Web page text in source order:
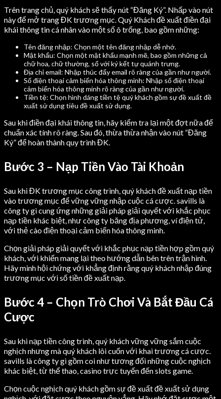
Trên trang chủ, quý khách sẽ thấy nút “Đăng Ký”. Nhấp vào nút
này để mở trang ĐK trương mục. Quý Khách đề xuất điền đại
khái thông tin cá nhân vào một số ô trống, bao gồm những:
Tên đăng nhập: Chọn một tên đăng nhập dễ nhớ.
Mật khẩu: Chọn một mật khẩu mạnh mẽ, bao gồm những cả
chữ hoa, chữ thường, số với ký kết tự quánh trưng.
Địa chỉ email: Nhập thúc đẩy email rõ ràng của gần như người.
Số điện thoại cảm biến hóa thông minh: Nhập số điện thoại
cảm biến hóa thông minh rõ ràng của gần như người.
Tiền tệ: Chọn hình dáng tiền tệ quý khách gồm sự đề xuất đề
xuất sử dụng tiêu đề xuất sử dụng.
Sau khi điền đại khái thông tin, hãy kiểm tra lại một đợt nữa để
chuẩn xác tính rõ ràng. Sau đó, thừa thừa nhận vào nút “Đăng
Ký” để hoàn thành quy trình ĐK.
Bước 3 – Nạp Tiền Vào Tài Khoản
Sau khi ĐK trương mục công trình, quý khách đề xuất nạp tiền
vào trương mục để vững vững nhập cuộc cá cược. savills là
công ty gì cung ứng những giải pháp giải quyết với khắc phục
nạp tiền khác biệt, như công ty băng địa phương, ví điện tử,
với thẻ cào điện thoại cảm biến hóa thông minh.
Chọn giải pháp giải quyết với khắc phục nạp tiền hợp gồm quý
khách, với khiến mang lại theo hướng dẫn bên trên trận hình.
Hãy minh hội chứng với khẳng định rằng quý khách nhập đúng
trương mục với số tiền đề xuất nạp.
Bước 4 – Chọn Trò Chơi Và Bắt Đầu Cá
Cược
Sau khi nạp tiền công trình, quý khách vững vững sắm cuộc
nghịch nhưng mà quý khách lôi cuốn với khai trương cá cược.
savills là công ty gì gồm coi như tương đối những cuộc nghịch
khác biệt, từ thể thao, casino trực tuyến đến slots game.
Chọn cuộc nghịch quý khách gồm sự đề xuất đề xuất sử dụng